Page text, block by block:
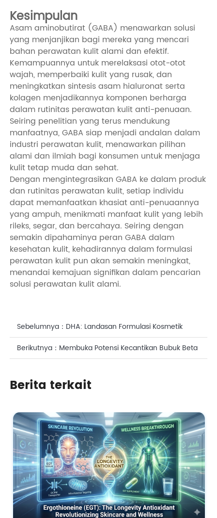
Kesimpulan
Asam aminobutirat (GABA) menawarkan solusi
yang menjanjikan bagi mereka yang mencari
bahan perawatan kulit alami dan efektif.
Kemampuannya untuk merelaksasi otot-otot
wajah, memperbaiki kulit yang rusak, dan
meningkatkan sintesis asam hialuronat serta
kolagen menjadikannya komponen berharga
dalam rutinitas perawatan kulit anti-penuaan.
Seiring penelitian yang terus mendukung
manfaatnya, GABA siap menjadi andalan dalam
industri perawatan kulit, menawarkan pilihan
alami dan ilmiah bagi konsumen untuk menjaga
kulit tetap muda dan sehat.
Dengan mengintegrasikan GABA ke dalam produk
dan rutinitas perawatan kulit, setiap individu
dapat memanfaatkan khasiat anti-penuaannya
yang ampuh, menikmati manfaat kulit yang lebih
rileks, segar, dan bercahaya. Seiring dengan
semakin dipahaminya peran GABA dalam
kesehatan kulit, kehadirannya dalam formulasi
perawatan kulit pun akan semakin meningkat,
menandai kemajuan signifikan dalam pencarian
solusi perawatan kulit alami.
Sebelumnya： DHA: Landasan Formulasi Kosmetik
yang Efektif dan Alami
Berikutnya： Membuka Potensi Kecantikan Bubuk Beta
Berita terkait